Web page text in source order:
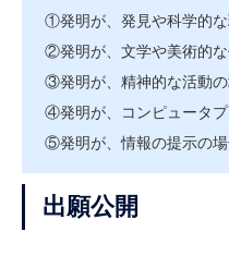
①発明が、発見や科学的
②発明が、文学や美術的
③発明が、精神的な活動
④発明が、コンピュータ
⑤発明が、情報の提示の
出願公開